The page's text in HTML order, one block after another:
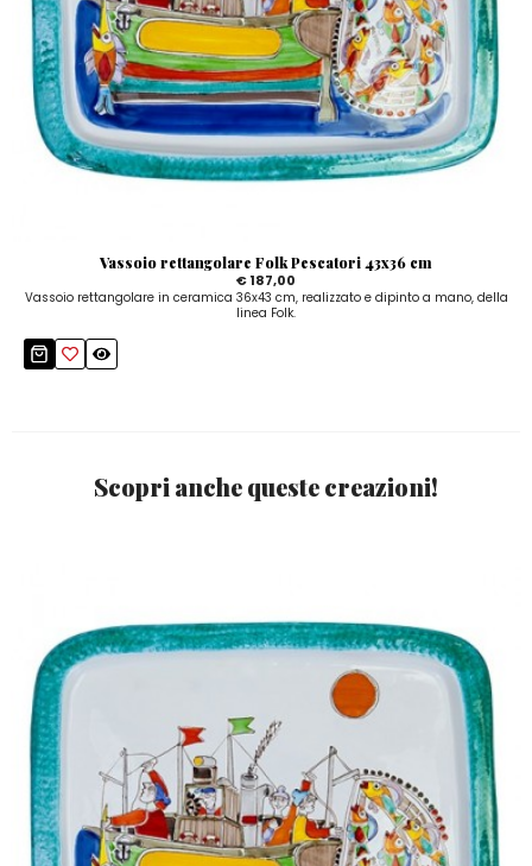
Vassoio rettangolare Folk Pescatori 43x36 cm
€ 187,00
Vassoio rettangolare in ceramica 36x43 cm, realizzato e dipinto a mano, della
linea Folk.
Scopri anche queste creazioni!